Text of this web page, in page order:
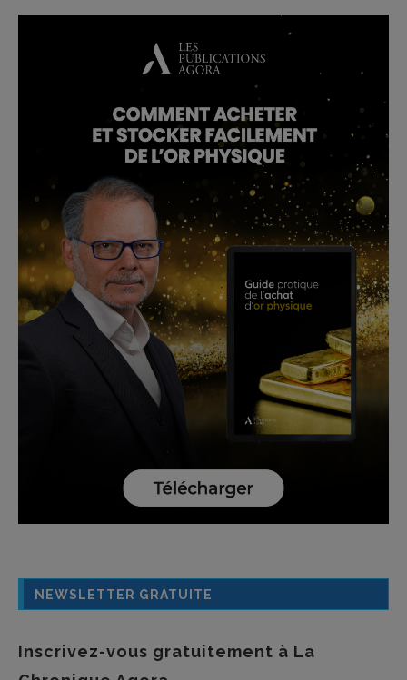
NEWSLETTER GRATUITE
Inscrivez-vous gratuitement à La